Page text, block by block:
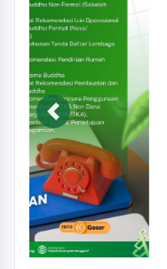
Informasi
Pengumuman
Saudi
25 November 2025
Jadwal dan
Seleksi
Pengadaan
yang Aktif
Kemenag RI 2024
03 Mei 2025